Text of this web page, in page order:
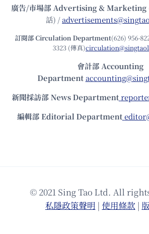
廣告/市場部Advertising & Marketing
話) /
訂閱部 Circulation Department(626) 956-
3323 (傳真)
會計部 Accounting
Department
新聞採訪部 News Department
編輯部 Editorial Department
© 2021 Sing Tao Ltd. All
私隱政策聲明 | 使⽤條款 |